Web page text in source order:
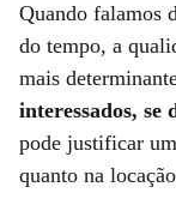
Quando falamos
do tempo, a
mais
interessados, se
pode justificar
quanto na